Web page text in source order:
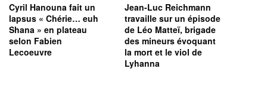
Cyril Hanouna fait un
lapsus « Chérie… euh
Shana » en plateau
selon Fabien
Lecoeuvre
Jean-Luc Reichmann
travaille sur un épisode
de Léo Matteï, brigade
des mineurs évoquant
la mort et le viol de
Lyhanna